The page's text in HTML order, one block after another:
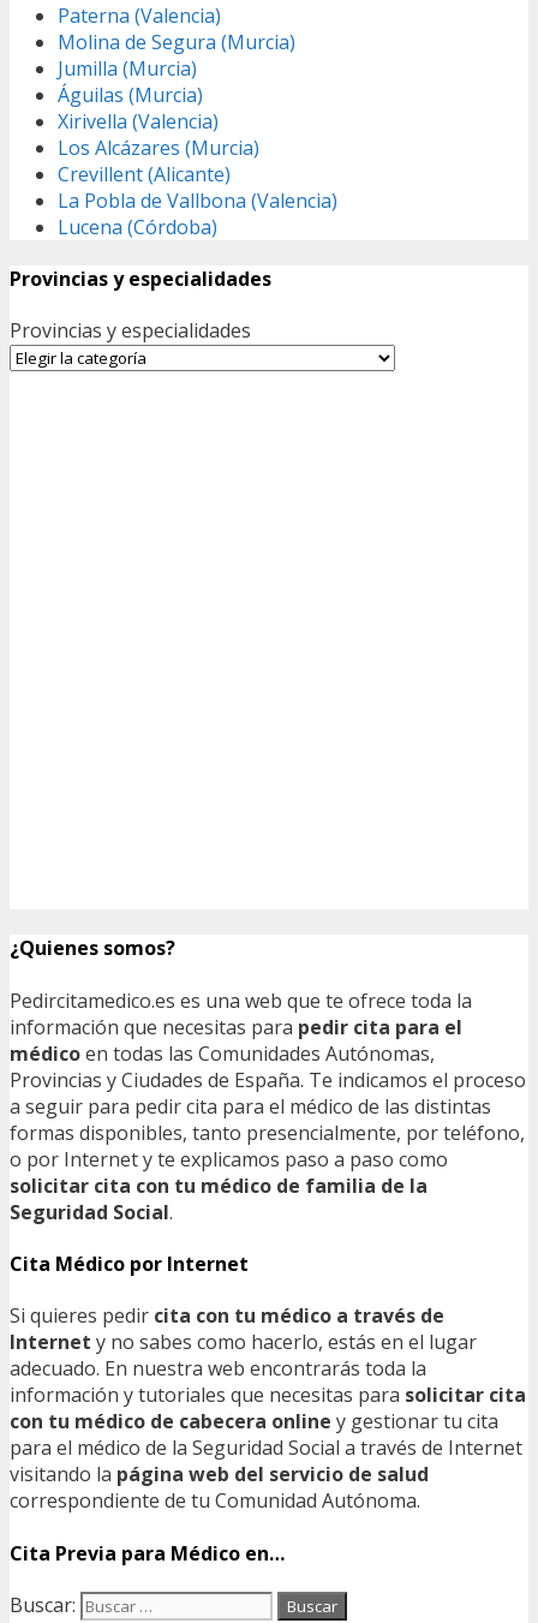
Paterna (Valencia)
Molina de Segura (Murcia)
Jumilla (Murcia)
Águilas (Murcia)
Xirivella (Valencia)
Los Alcázares (Murcia)
Crevillent (Alicante)
La Pobla de Vallbona (Valencia)
Lucena (Córdoba)
Provincias y especialidades
Provincias y especialidades
¿Quienes somos?
Pedircitamedico.es es una web que te ofrece toda la
información que necesitas para pedir cita para el
médicoen todas las Comunidades Autónomas,
Provincias y Ciudades de España. Te indicamos el proceso
a seguir para pedir cita para el médico de las distintas
formas disponibles, tanto presencialmente, por teléfono,
o por Internet y te explicamos paso a paso como
solicitar cita con tu médico de familia de la
Seguridad Social.
Cita Médico por Internet
Si quieres pedir cita con tu médico a través de
Internet y no sabes como hacerlo, estás en el lugar
adecuado. En nuestra web encontrarás toda la
información y tutoriales que necesitas para solicitar cita
con tu médico de cabecera online y gestionar tu cita
para el médico de la Seguridad Social a través de Internet
visitando la página web del servicio de salud
correspondiente de tu Comunidad Autónoma.
Cita Previa para Médico en…
Buscar: